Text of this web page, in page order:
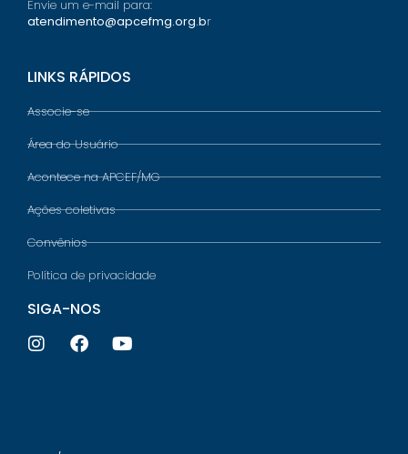
Envie um e-mail para:
atendimento@apcefmg.org.br
LINKS RÁPIDOS
Associe-se
Área do Usuário
Acontece na APCEF/MG
Ações coletivas
Convênios
Política de privacidade
SIGA-NOS